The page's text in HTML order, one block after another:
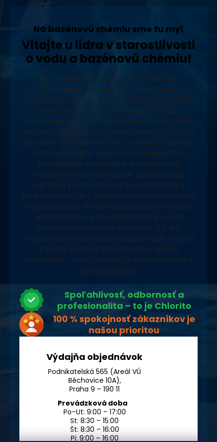
Na bazénovú chémiu sme tu my!
Vitajte u lídra v starostlivosti
o vodu a bazénovú chémiu!
Naša rodinná firma sa pýši tradíciou,
vysokoškolským vzdelaním v oblasti čistiarní
odpadových vôd a vodárenských technológií
a neustálym zdokonaľovaním v oblasti
starostlivosti o vodu. Ponúkame široký výber
vysoko kvalitných prípravkov vlastnej výroby
pre čistú a bezpečnú vodu vo vašom bazéne.
Naše produkty, založené na najlepších
európskych surovinách a moderných
výrobných technológiách, zabezpečujú
najvyššiu kvalitu za ceny porovnateľné s
konkurenciou, no s garantovaným pôvodom a
bezpečnosťou. Presvedčte sa sami o kvalite
našich tabliet a chemikálií, ktoré prešli
prísnymi kontrolami a testami, a o ich
nepochybnej účinnosti a bezpečnosti. Urobte
z vášho bazéna oázu čistoty s našimi
produktmi – pretože voda je našou vášňou a
špecializáciou.
Spoľahlivosť, odbornosť a
profesionalita – to je Chlorito
100 % spokojnosť zákazníkov je
našou prioritou
Výdajňa objednávok
Podnikatelská 565 (Areál VÚ
Běchovice 10A),
Praha 9 – 190 11
Prevádzková doba
Po–Ut: 9:00 – 17:00
St: 8:30 – 15:00
Št: 8:30 – 16:00
Pi: 9:00 – 16:00